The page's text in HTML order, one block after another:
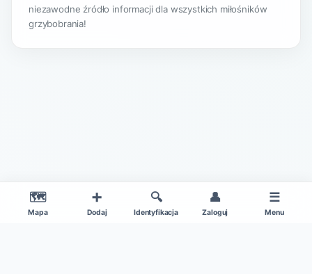
🗺️
Mapa
➕
Dodaj
🔍
Identyfikacja
👤
Zaloguj
☰
Menu
niezawodne źródło informacji dla wszystkich miłośników
grzybobrania!